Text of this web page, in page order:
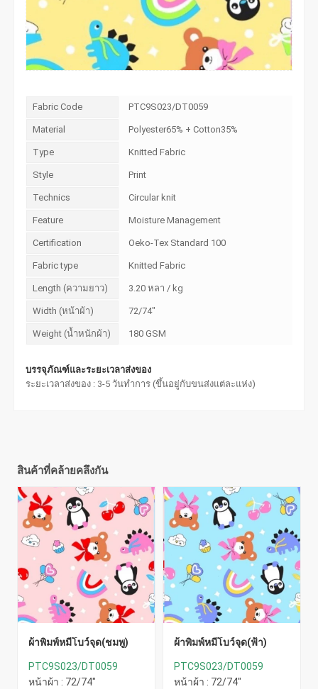
Fabric Code PTC9S023/DT0059
Material Polyester65% + Cotton35%
Type Knitted Fabric
Style Print
Technics Circular knit
Feature Moisture Management
Certification Oeko-Tex Standard 100
Fabric type Knitted Fabric
Length (ความยาว) 3.20 หลา / kg
Width (หน้าผ้า) 72/74"
Weight (น้ำหนักผ้า) 180 GSM
บรรจุภัณฑ์และระยะเวลาส่งของ
ระยะเวลาส่งของ : 3-5 วันทำการ (ขึ้นอยู่กับขนส่งแต่ละแห่ง)
สินค้าที่คล้ายคลึงกัน
ผ้าพิมพ์หมีโบว์จุด(ชมพู)
PTC9S023/DT0059
หน้าผ้า : 72/74"
ผ้าพิมพ์หมีโบว์จุด(ฟ้า)
PTC9S023/DT0059
หน้าผ้า : 72/74"